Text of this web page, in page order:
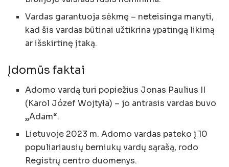
Vardas garantuoja sėkmę – neteisinga manyti,
kad šis vardas būtinai užtikrina ypatingą likimą
ar išskirtinę įtaką.
Įdomūs faktai
Adomo vardą turi popiežius Jonas Paulius II
(Karol Józef Wojtyła) – jo antrasis vardas buvo
„Adam“.
Lietuvoje 2023 m. Adomo vardas pateko į 10
populiariausių berniukų vardų sąrašą, rodo
Registrų centro duomenys.